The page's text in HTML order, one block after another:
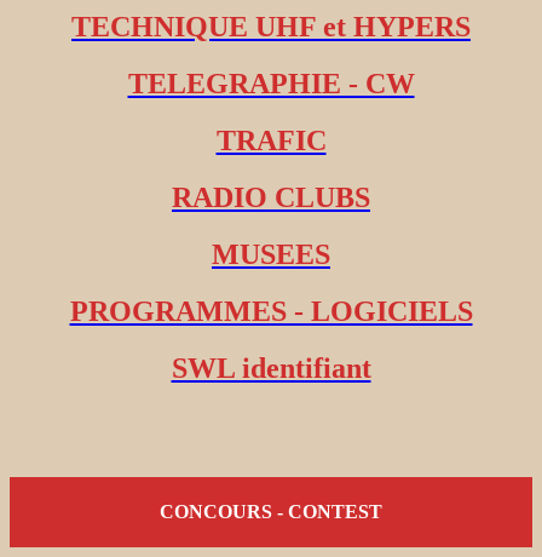
TECHNIQUE UHF et HYPERS
TELEGRAPHIE - CW
TRAFIC
RADIO CLUBS
MUSEES
PROGRAMMES - LOGICIELS
SWL identifiant
CONCOURS - CONTEST